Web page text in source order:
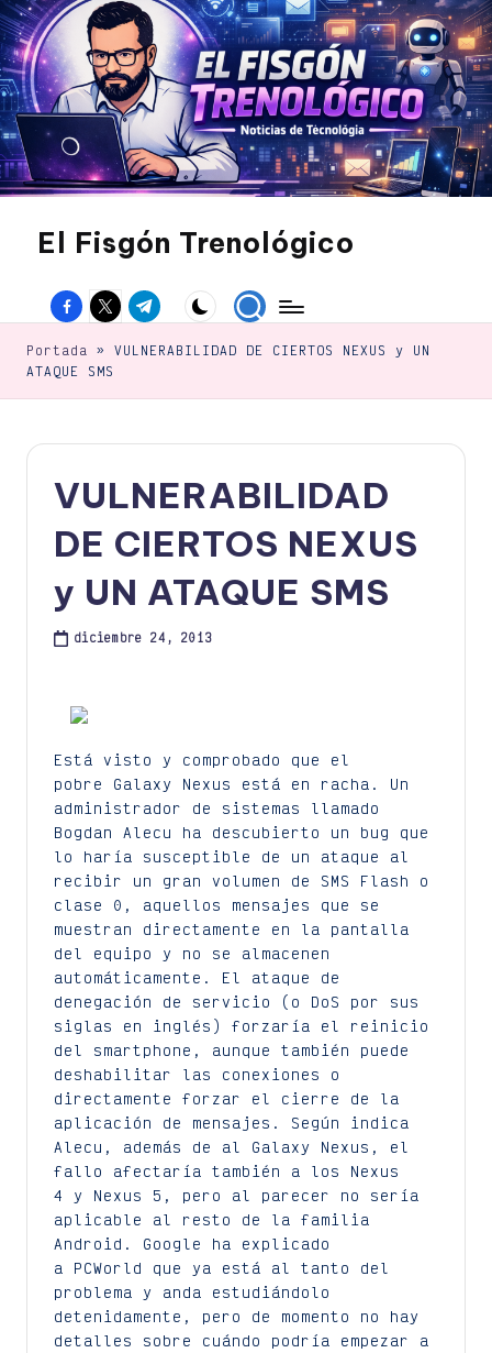
Saltar
al
contenido
El Fisgón Trenológico
sitio
noticias
tecnología
Facebook
Twitter
Canal
Telegram
Portada » VULNERABILIDAD DE CIERTOS NEXUS y UN
ATAQUE SMS
VULNERABILIDAD
DE CIERTOS NEXUS
y UN ATAQUE SMS
diciembre 24, 2013
Está visto y comprobado que el
pobre Galaxy Nexus está en racha. Un
administrador de sistemas llamado
Bogdan Alecu ha descubierto un bug que
lo haría susceptible de un ataque al
recibir un gran volumen de SMS Flash o
clase 0, aquellos mensajes que se
muestran directamente en la pantalla
del equipo y no se almacenen
automáticamente. El ataque de
denegación de servicio (o DoS por sus
siglas en inglés) forzaría el reinicio
del smartphone, aunque también puede
deshabilitar las conexiones o
directamente forzar el cierre de la
aplicación de mensajes. Según indica
Alecu, además de al Galaxy Nexus, el
fallo afectaría también a los Nexus
4 y Nexus 5, pero al parecer no sería
aplicable al resto de la familia
Android. Google ha explicado
a PCWorld que ya está al tanto del
problema y anda estudiándolo
detenidamente, pero de momento no hay
detalles sobre cuándo podría empezar a